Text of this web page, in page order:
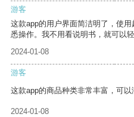
游客
这款app的用户界面简洁明了，使
悉操作。我不用看说明书，就可以轻
2024-01-08
游客
这款app的商品种类非常丰富，可以
2024-01-08